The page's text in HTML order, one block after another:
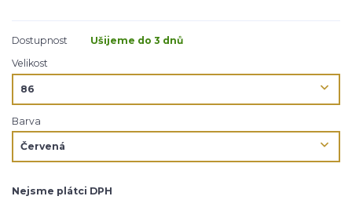
Dostupnost
Ušijeme do 3 dnů
Velikost
Barva
Nejsme plátci DPH